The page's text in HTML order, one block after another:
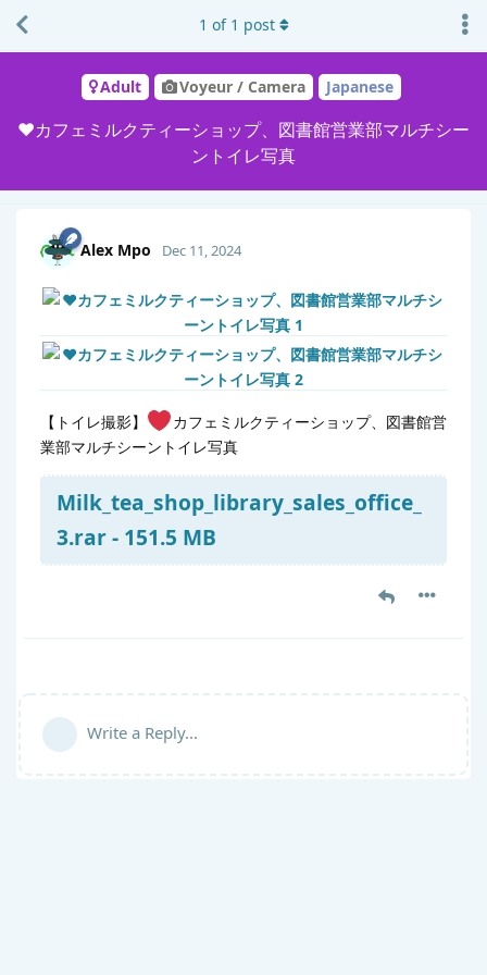
Adult Voyeur / Camera Japanese
❤️カフェミルクティーショップ、図書館営業部マルチシー
ントイレ写真
1 of 1 post
Alex Mpo Dec 11, 2024
【トイレ撮影】
カフェミルクティーショップ、図書館営
業部マルチシーントイレ写真
Milk_tea_shop_library_sales_office_
3.rar - 151.5 MB
Write a Reply...